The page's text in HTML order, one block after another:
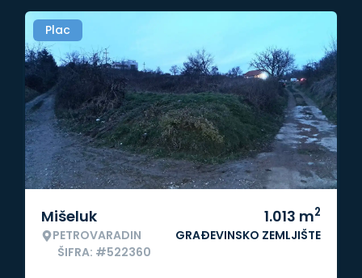
Plac
Mišeluk
PETROVARADIN
ŠIFRA: #522360
1.013 m2
GRAĐEVINSKO ZEMLJIŠTE